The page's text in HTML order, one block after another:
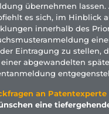
übernehmen lassen.
es sich, im Hinblick
innerhalb des
Eintragung zu stellen,
abgewandelten
an Patentexperte
eine